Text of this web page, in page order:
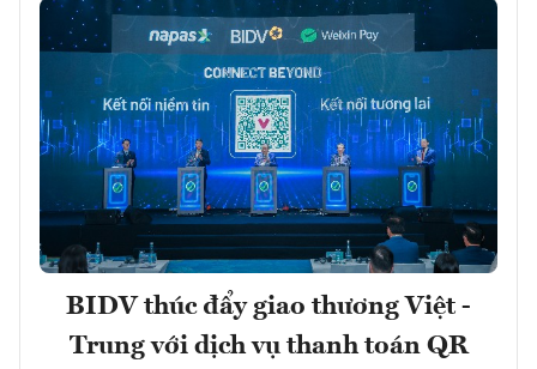
BIDV thúc đẩy giao thương Việt -
Trung với dịch vụ thanh toán QR